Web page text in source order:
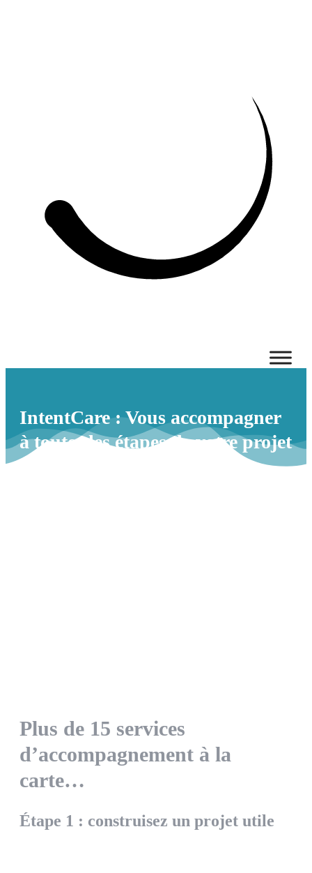
IntentCare : Vous accompagner
à toutes les étapes de votre projet
Plus de 15 services
d’accompagnement à la
carte…
Étape 1 : construisez un projet utile